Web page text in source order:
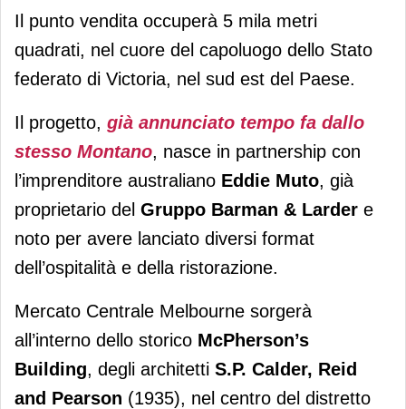
Il punto vendita occuperà 5 mila metri
quadrati, nel cuore del capoluogo dello Stato
federato di Victoria, nel sud est del Paese.
Il progetto, già annunciato tempo fa dallo
stesso Montano, nasce in partnership con
l’imprenditore australiano Eddie Muto, già
proprietario del Gruppo Barman & Larder e
noto per avere lanciato diversi format
dell’ospitalità e della ristorazione.
Mercato Centrale Melbourne sorgerà
all’interno dello storico McPherson’s
Building, degli architetti S.P. Calder, Reid
and Pearson (1935), nel centro del distretto